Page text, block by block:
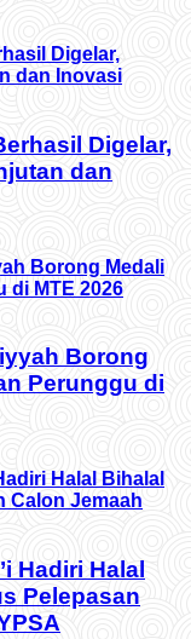
Digelar,
dan
Borong
Perunggu di
Hadiri Halal
Pelepasan